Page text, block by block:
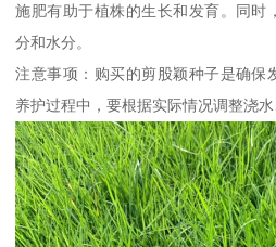
施肥有助于植株的生长和发育。同时
分和水分。
注意事项：购买的剪股颖种子是确保
养护过程中，要根据实际情况调整浇